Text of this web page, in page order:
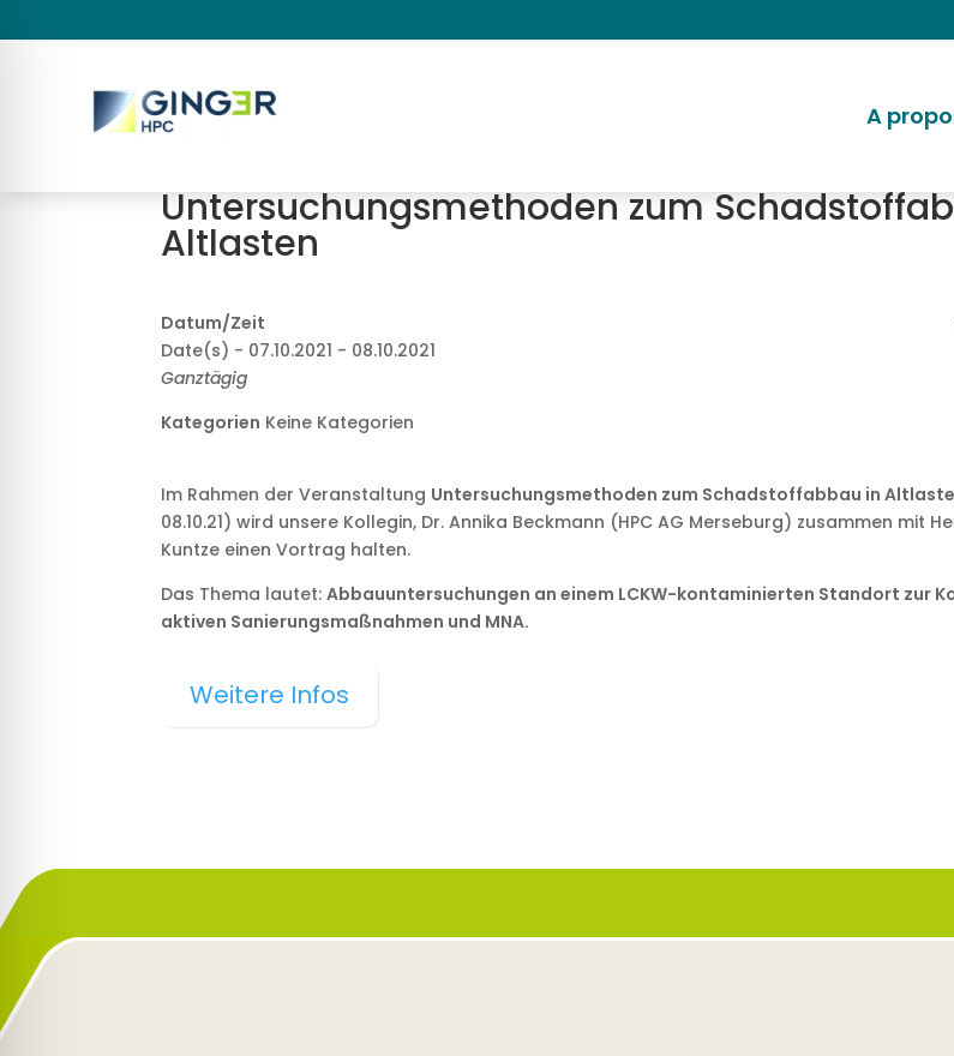
A
Untersuchungsmethoden zum
Altlasten
Datum/Zeit
Date(s) - 07.10.2021 - 08.10.2021
Ganztägig
Kategorien Keine Kategorien
Im Rahmen der Veranstaltung Untersuchungsmethoden zum Schadstoffabbau in
08.10.21) wird unsere Kollegin, Dr. Annika Beckmann (HPC AG Merseburg) zusammen mit
Kuntze einen Vortrag halten.
Das Thema lautet:Abbauuntersuchungen an einem LCKW-kontaminierten Standort zur
aktiven Sanierungsmaßnahmen und MNA.
Weitere Infos